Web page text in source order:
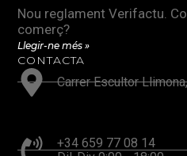
Nou reglament Verifactu.
comerç?
Llegir-ne més »
CONTACTA
Carrer Escultor
+34 659 77 08 14